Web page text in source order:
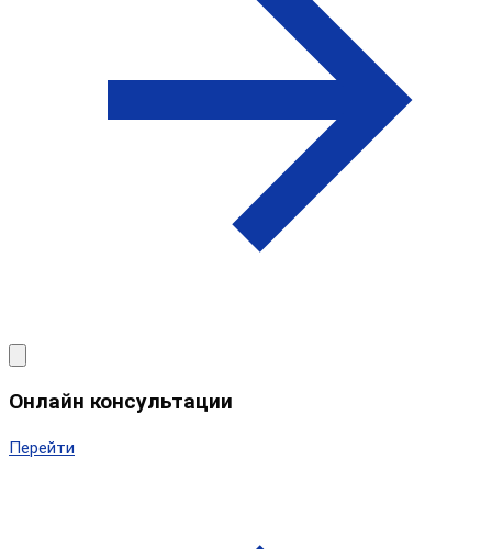
Онлайн консультации
Перейти